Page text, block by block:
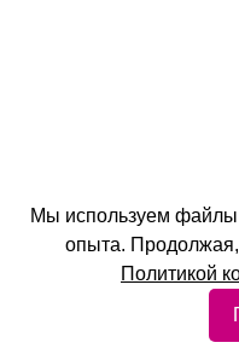
Мы используем
опыта.
Политикой